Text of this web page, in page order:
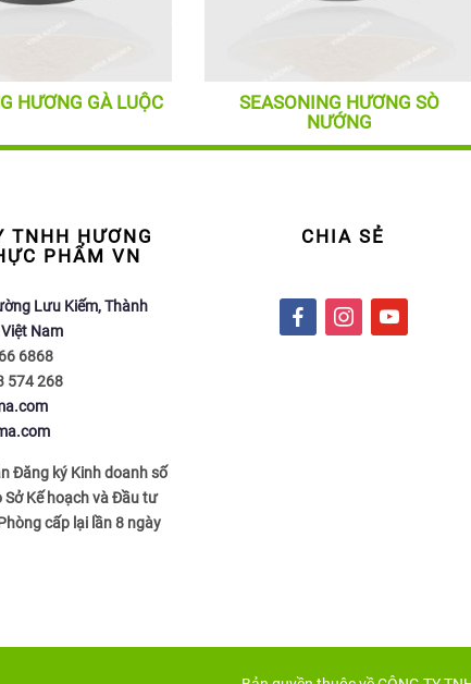
HƯƠNG GÀ LUỘC
SEASONING HƯƠNG SÒ
NƯỚNG
TNHH HƯƠNG
PHẨM VN
Lưu Kiếm, Thành
Nam
6868
574 268
Đăng ký Kinh doanh số
Kế hoạch và Đầu tư
cấp lại lần 8 ngày
CHIA SẺ
a
n
o